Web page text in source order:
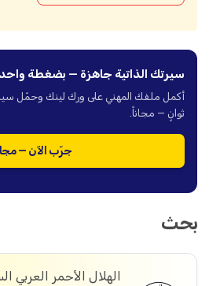
سيرتك الذاتية جاهزة — بضغطة
أكمل ملفك المهني على ورك لينك وحمّل سيرة
ثوانٍ — مجاناً.
جرّب الآن —
بحث
الهلال الأحمر العربي